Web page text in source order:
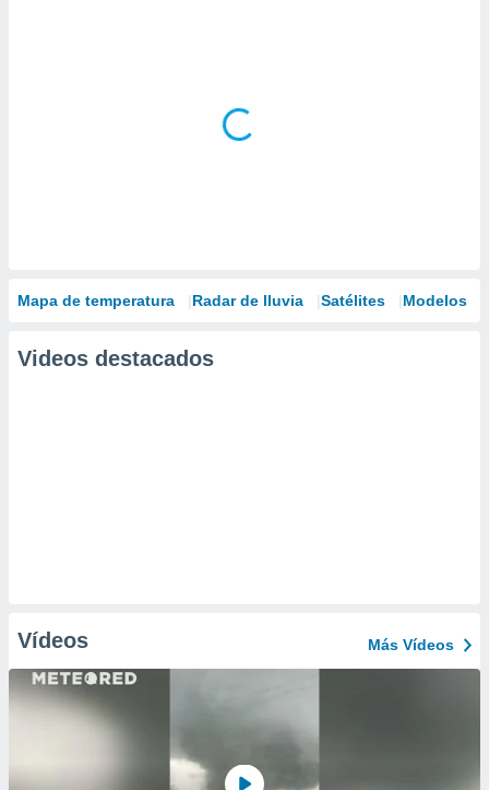
Mapa de temperatura Radar de lluvia Satélites Modelos
Videos destacados
Vídeos Más Vídeos